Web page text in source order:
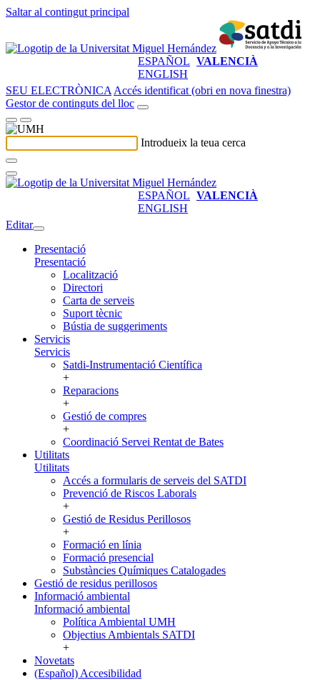
Saltar al contingut principal
ESPAÑOL VALENCIÀ
ENGLISH
SEU ELECTRÒNICA Accés identificat (obri en nova finestra)
Gestor de continguts del lloc
Introdueix la teua cerca
ESPAÑOL VALENCIÀ
ENGLISH
Editar
Presentació
Presentació
Localització
Directori
Carta de serveis
Suport tècnic
Bústia de suggeriments
Servicis
Servicis
Satdi-Instrumentació Científica
+
Reparacions
+
Gestió de compres
+
Coordinació Servei Rentat de Bates
Utilitats
Utilitats
Accés a formularis de serveis del SATDI
Prevenció de Riscos Laborals
+
Gestió de Residus Perillosos
+
Formació en línia
Formació presencial
Substàncies Químiques Catalogades
Gestió de residus perillosos
Informació ambiental
Informació ambiental
Política Ambiental UMH
Objectius Ambientals SATDI
+
Novetats
(Español) Accesibilidad